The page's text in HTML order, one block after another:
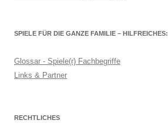
SPIELE FÜR DIE GANZE FAMILIE – HILFREICHES:
Glossar - Spiele(r) Fachbegriffe
Links & Partner
RECHTLICHES